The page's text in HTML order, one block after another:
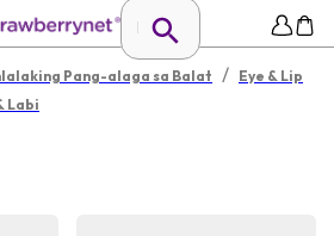
Pang-alaga sa Balat / Eye & Lip
Labi